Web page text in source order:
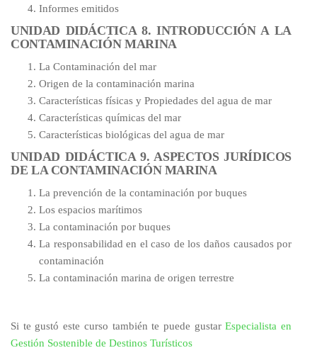
Informes emitidos
UNIDAD DIDÁCTICA 8. INTRODUCCIÓN A LA
CONTAMINACIÓN MARINA
La Contaminación del mar
Origen de la contaminación marina
Características físicas y Propiedades del agua de mar
Características químicas del mar
Características biológicas del agua de mar
UNIDAD DIDÁCTICA 9. ASPECTOS JURÍDICOS
DE LA CONTAMINACIÓN MARINA
La prevención de la contaminación por buques
Los espacios marítimos
La contaminación por buques
La responsabilidad en el caso de los daños causados por
contaminación
La contaminación marina de origen terrestre
Si te gustó este curso también te puede gustarEspecialista en
Gestión Sostenible de Destinos Turísticos